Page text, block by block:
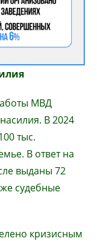
МВД
В 2024
тыс.
В ответ на
выданы 72
судебные
кризисным